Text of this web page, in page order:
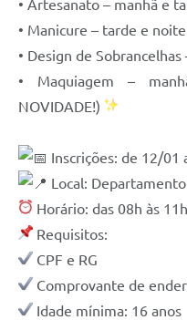
• Artesanato – manhã e
• Manicure – tarde e noite
• Design de
• Maquiagem –
NOVIDADE!)
Inscrições: de 12/01
Local:
Horário: das 08h às
Requisitos:
CPF e RG
Comprovante de
Idade mínima: 16 anos